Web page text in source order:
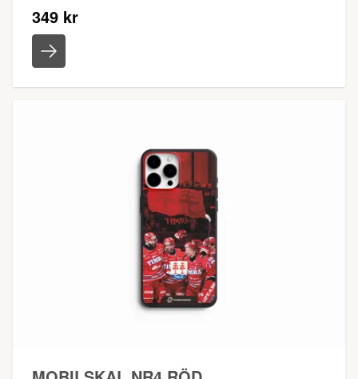
349 kr